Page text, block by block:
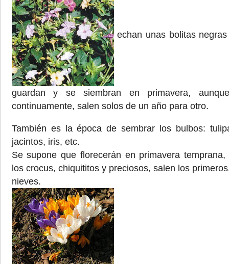
echan unas bolitas
guardan y se siembran en primavera,
continuamente, salen solos de un año para otro.
También es la época de sembrar los bulbos:
jacintos, iris, etc.
Se supone que florecerán en primavera
los crocus, chiquititos y preciosos, salen los
nieves.